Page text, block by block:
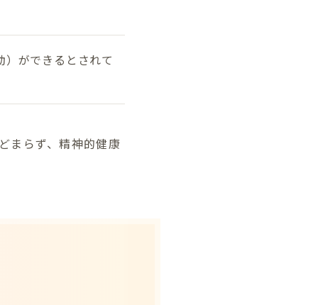
ができるとされて
まらず、精神的健康